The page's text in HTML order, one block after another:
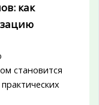
как
становится